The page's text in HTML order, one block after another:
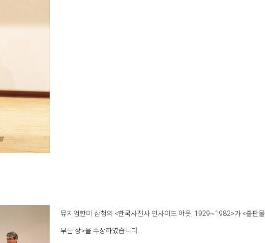
뮤지엄한미 삼청의 <한국사진사 인사이드 아웃, 1929~1982>가 <출판물
부문 상>을 수상하였습니다.